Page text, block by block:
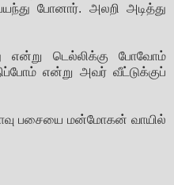
போனார். அலறி அடித்து
என்று டெல்லிக்கு போவோம்
என்று அவர் வீட்டுக்குப்
பசையை மன்மோகன் வாயில்